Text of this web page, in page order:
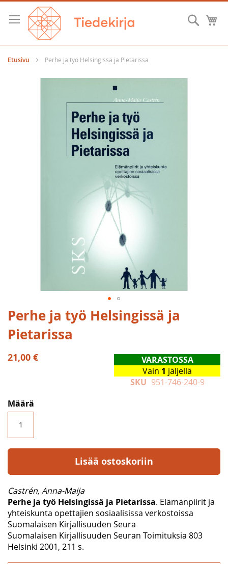
Skip
Content
Hae
Etusivu Perhe ja työ Helsingissä ja Pietarissa
Skip
to
the
of
Perhe ja työ Helsingissä ja
Pietarissa
21,00 €
VARASTOSSA
Vain 1 jäljellä
SKU 951-746-240-9
Määrä
Lisää ostoskoriin
Castrén, Anna-Maija
Perhe ja työ Helsingissä ja Pietarissa. Elämänpiirit ja
yhteiskunta opettajien sosiaalisissa verkostoissa
Suomalaisen Kirjallisuuden Seura
Suomalaisen Kirjallisuuden Seuran Toimituksia 803
Helsinki 2001, 211 s.